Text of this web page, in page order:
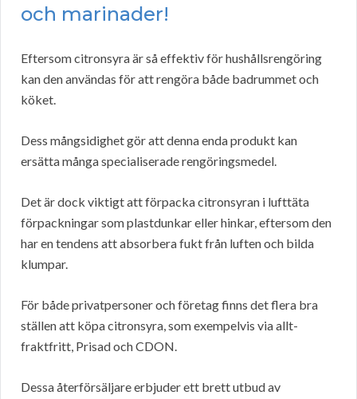
och marinader!
Eftersom citronsyra är så effektiv för hushållsrengöring
kan den användas för att rengöra både badrummet och
köket.
Dess mångsidighet gör att denna enda produkt kan
ersätta många specialiserade rengöringsmedel.
Det är dock viktigt att förpacka citronsyran i lufttäta
förpackningar som plastdunkar eller hinkar, eftersom den
har en tendens att absorbera fukt från luften och bilda
klumpar.
För både privatpersoner och företag finns det flera bra
ställen att köpa citronsyra, som exempelvis via allt-
fraktfritt, Prisad och CDON.
Dessa återförsäljare erbjuder ett brett utbud av